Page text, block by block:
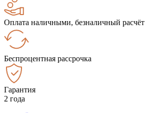
Оплата наличными, безналичный расчёт
Беспроцентная рассрочка
Гарантия
2 года